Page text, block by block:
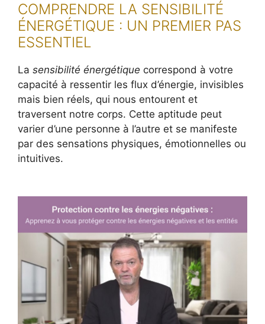
COMPRENDRE LA SENSIBILITÉ
ÉNERGÉTIQUE : UN PREMIER PAS
ESSENTIEL
La sensibilité énergétique correspond à votre
capacité à ressentir les flux d’énergie, invisibles
mais bien réels, qui nous entourent et
traversent notre corps. Cette aptitude peut
varier d’une personne à l’autre et se manifeste
par des sensations physiques, émotionnelles ou
intuitives.